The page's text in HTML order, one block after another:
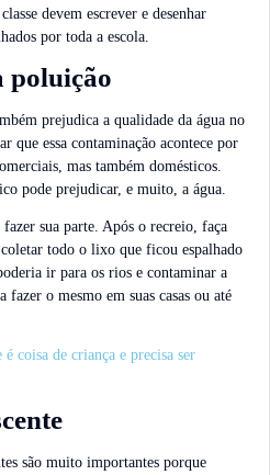
devem escrever e desenhar
por toda a escola.
poluição
prejudica a qualidade da água no
que essa contaminação acontece por
mas também domésticos.
pode prejudicar, e muito, a água.
sua parte. Após o recreio, faça
todo o lixo que ficou espalhado
ir para os rios e contaminar a
o mesmo em suas casas ou até
coisa de criança e precisa ser
são muito importantes porque